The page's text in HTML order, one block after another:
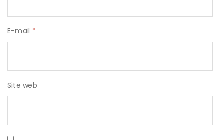
E-mail *
Site web